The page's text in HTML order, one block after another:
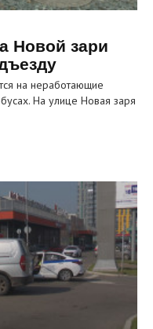
Новой зари
на неработающие
На улице Новая заря